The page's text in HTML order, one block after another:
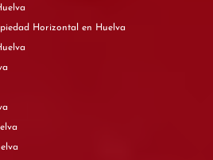
en Huelva
Derecho Inmobiliario y Propiedad Horizontal en Huelva
en Huelva
en Huelva
en Huelva